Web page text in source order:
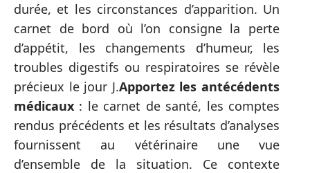
durée, et les circonstances d’apparition. Un
carnet de bord où l’on consigne la perte
d’appétit, les changements d’humeur, les
troubles digestifs ou respiratoires se révèle
précieux le jour J.Apportez les antécédents
médicaux : le carnet de santé, les comptes
rendus précédents et les résultats d’analyses
fournissent au vétérinaire une vue
d’ensemble de la situation. Ce contexte